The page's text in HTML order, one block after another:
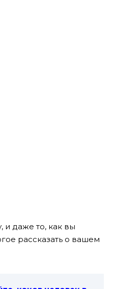
и даже то, как вы
рассказать о вашем